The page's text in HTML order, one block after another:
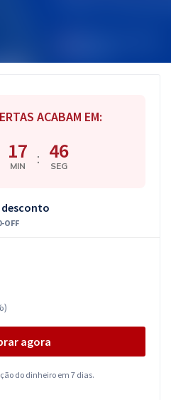
ACABAM EM:
17
MIN : 45
SEG
desconto
OFF
agora
do dinheiro em 7 dias.